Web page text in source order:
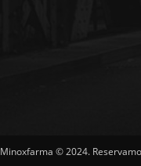
Minoxfarma © 2024.